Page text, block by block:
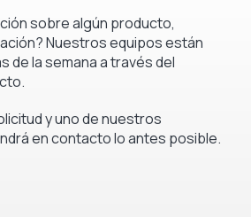
sobre algún producto,
Nuestros equipos están
de la semana a través del
y uno de nuestros
en contacto lo antes posible.